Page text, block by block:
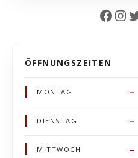
Facebook InstagramTwitter
ÖFFNUNGSZEITEN
MONTAG –
DIENSTAG –
MITTWOCH –